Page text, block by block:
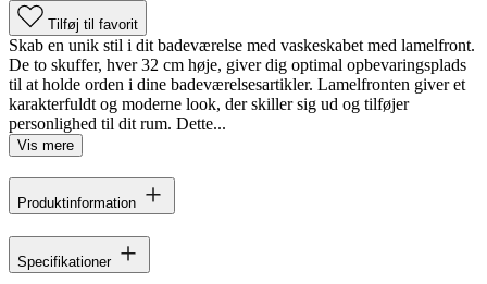
Tilføj til favorit
Skab en unik stil i dit badeværelse med vaskeskabet med lamelfront.
De to skuffer, hver 32 cm høje, giver dig optimal opbevaringsplads
til at holde orden i dine badeværelsesartikler. Lamelfronten giver et
karakterfuldt og moderne look, der skiller sig ud og tilføjer
personlighed til dit rum. Dette...
Vis mere
Produktinformation
Specifikationer